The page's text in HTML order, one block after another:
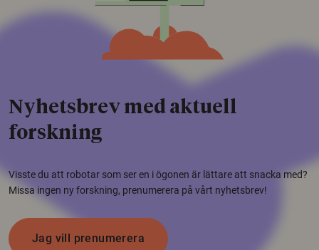
Nyhetsbrev med aktuell
forskning
Visste du att robotar som ser en i ögonen är lättare att snacka med?
Missa ingen ny forskning, prenumerera på vårt nyhetsbrev!
Jag vill prenumerera